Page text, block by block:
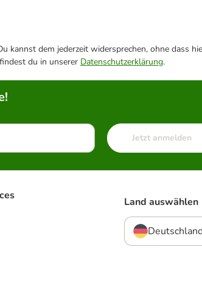
dem jederzeit widersprechen, ohne dass
du in unserer Datenschutzerklärung.
Jetzt anmelden
Land auswählen